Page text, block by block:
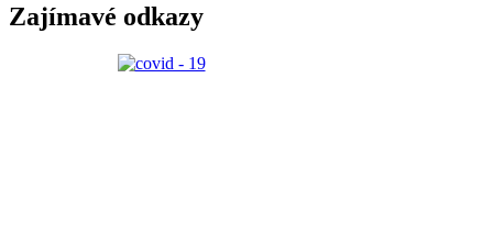
Zajímavé odkazy